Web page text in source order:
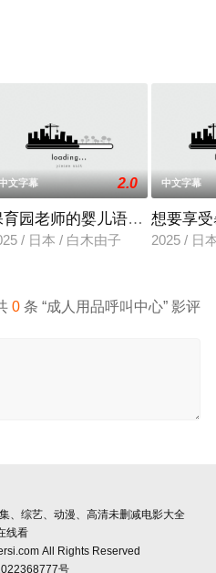
们毕业于同一所大学。他们和
文字幕 2.0
育园老师的婴儿语让人超兴奋
/ 日本 / 白木由子
中文字幕
想要享
2025 / 日
0 条 “成人用品呼叫中心” 影评
、综艺、动漫、高清未删减电影大全
线看
All Rights Reserved
号